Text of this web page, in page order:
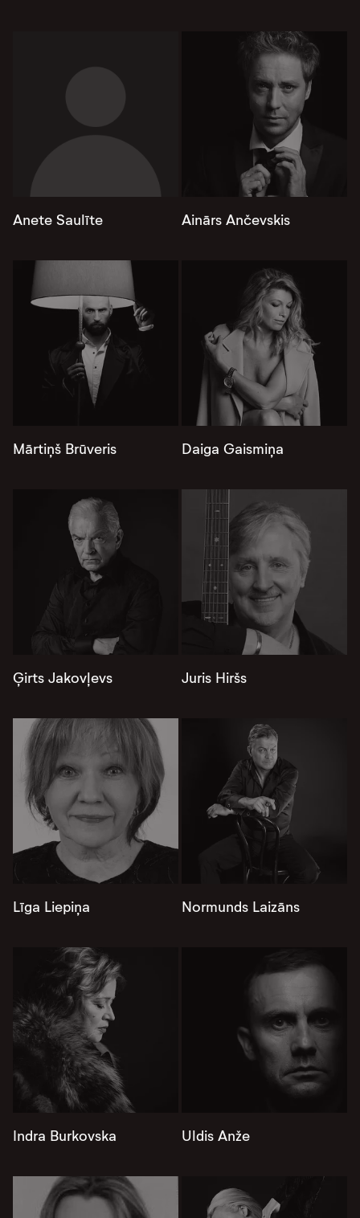
Anete Saulīte Ainārs Ančevskis
Mārtiņš Brūveris Daiga Gaismiņa
Ģirts Jakovļevs Juris Hiršs
Līga Liepiņa Normunds Laizāns
Indra Burkovska Uldis Anže